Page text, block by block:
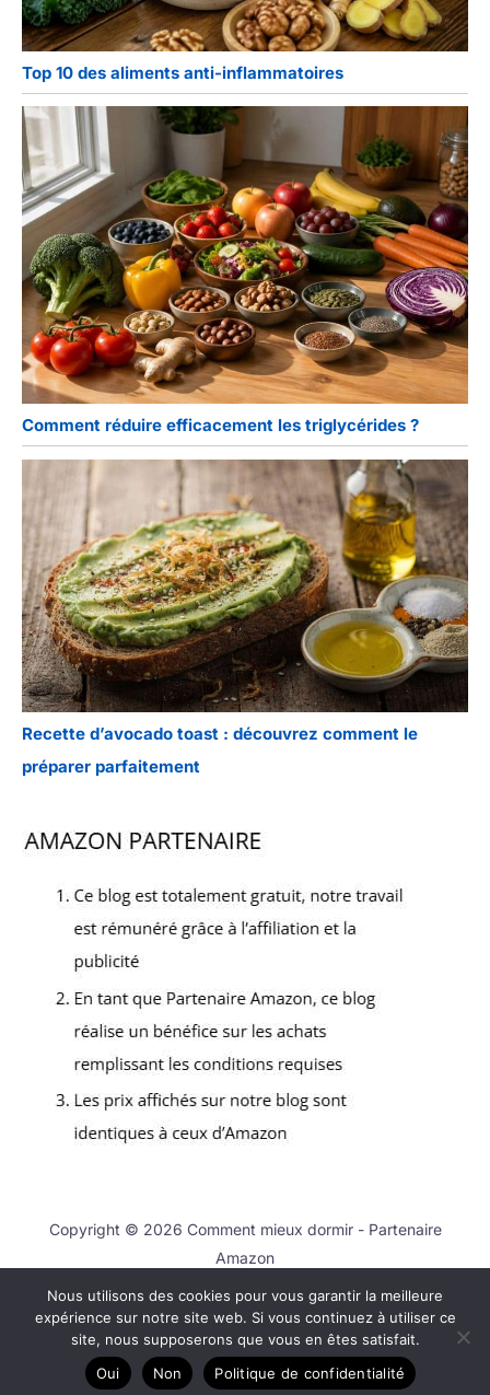
Top 10 des aliments anti-inflammatoires
Comment réduire efficacement les triglycérides ?
Recette d’avocado toast : découvrez comment le
préparer parfaitement
Copyright © 2026 Comment mieux dormir - Partenaire
Amazon
Contact
Mentions légales
Politique de confidentialité
Nous utilisons des cookies pour vous garantir la meilleure
expérience sur notre site web. Si vous continuez à utiliser ce
site, nous supposerons que vous en êtes satisfait.
Oui
Non Politique de confidentialité